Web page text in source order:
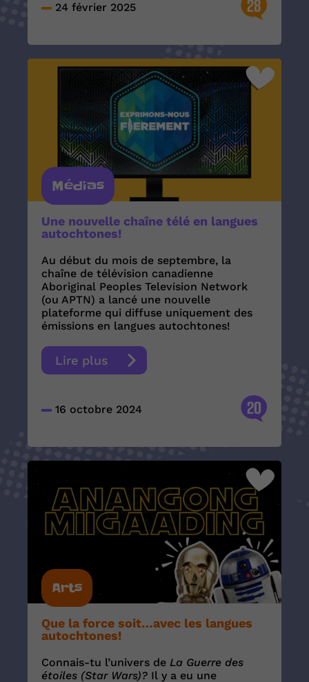
24 février 2025 28
Médias
Une nouvelle chaîne télé en langues
autochtones!
Au début du mois de septembre, la
chaîne de télévision canadienne
Aboriginal Peoples Television Network
(ou APTN) a lancé une nouvelle
plateforme qui diffuse uniquement des
émissions en langues autochtones!
Lire plus
16 octobre 2024 20
Arts
Que la force soit…avec les langues
autochtones!
Connais-tu l’univers de La Guerre des
étoiles (Star Wars)? Il y a eu une